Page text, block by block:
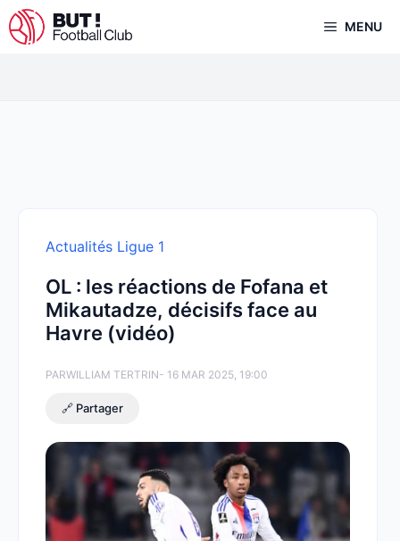
Aller
au
MENU
Actualités Ligue 1
OL : les réactions de Fofana et
Mikautadze, décisifs face au
Havre (vidéo)
PARWILLIAM TERTRIN- 16 MAR 2025, 19:00
🔗 Partager